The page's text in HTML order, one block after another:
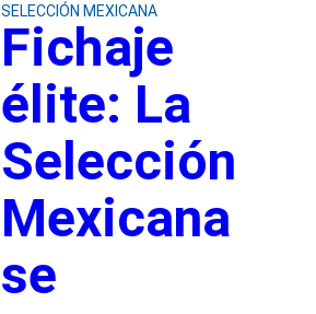
SELECCIÓN MEXICANA
Fichaje
élite: La
Selección
Mexicana
se